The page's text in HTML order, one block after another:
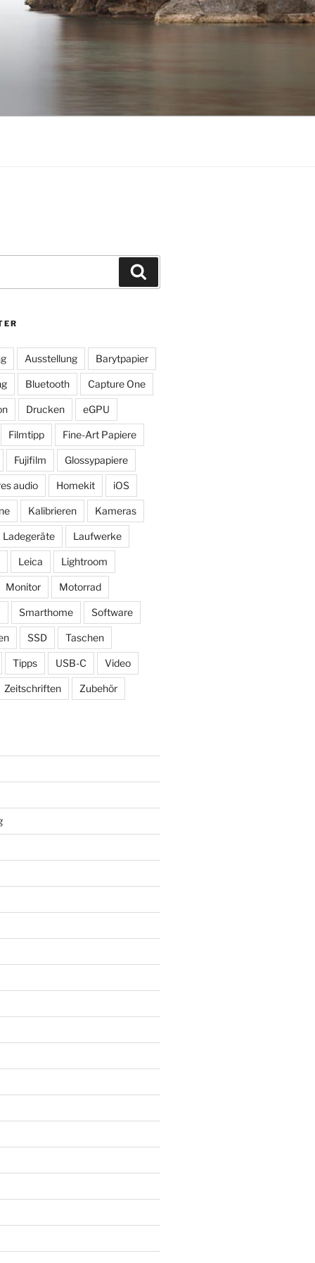
Ausstellung Barytpapier
Bluetooth Capture One
Drucken eGPU
Filmtipp Fine-Art Papiere
Fujifilm Glossypapiere
audio Homekit iOS
Kalibrieren Kameras
Ladegeräte Laufwerke
Leica Lightroom
Monitor Motorrad
Smarthome Software
SSD Taschen
Tipps USB-C Video
Zeitschriften Zubehör